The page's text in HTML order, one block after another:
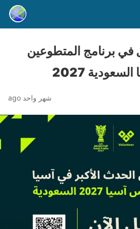
في برنامج المتطوعين
2027
شهر واحد ago